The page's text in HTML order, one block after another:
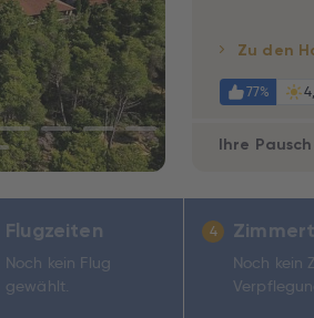
Zu den
77%
Ihre
Flugzeiten
Noch kein Flug
gewählt.
4
Noch kein